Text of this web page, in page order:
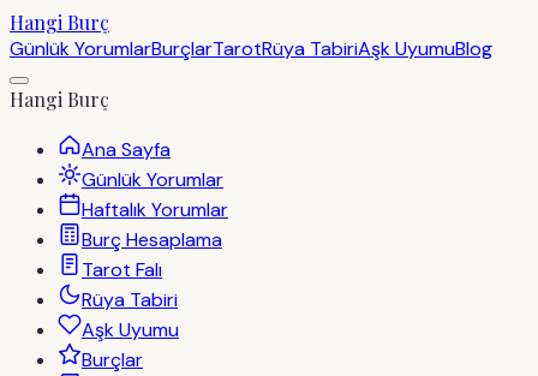
Hangi Burç
Günlük YorumlarBurçlarTarotRüya TabiriAşk UyumuBlog
Hangi Burç
Ana Sayfa
Günlük Yorumlar
Haftalık Yorumlar
Burç Hesaplama
Tarot Falı
Rüya Tabiri
Aşk Uyumu
Burçlar